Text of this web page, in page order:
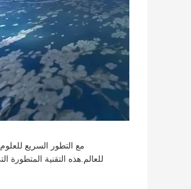
مع التطور السريع
للعالم.هذه التقنية المتطورة